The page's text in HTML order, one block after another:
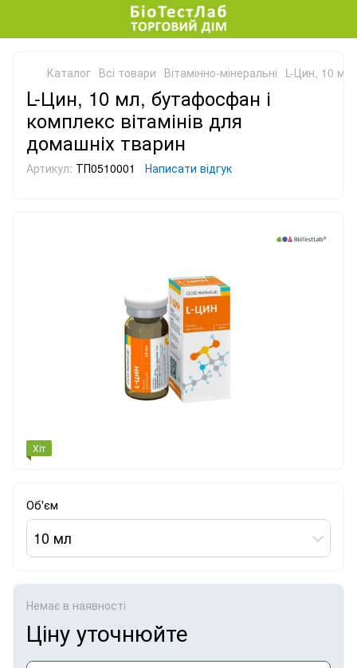
Каталог Всі товари Вітамінно-мінеральні L-Цин, 10 мл,
L-Цин, 10 мл, бутафосфан і
комплекс вітамінів для
домашніх тварин
Артикул: ТП0510001 Написати відгук
Хіт
Об'єм
10 мл
Немає в наявності
Ціну уточнюйте